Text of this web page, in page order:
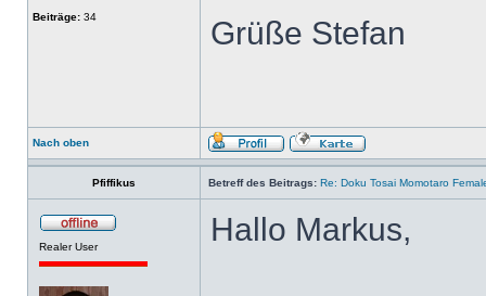
Beiträge: 34 Grüße Stefan
Nach oben
Pfiffikus Betreff des Beitrags: Re: Doku Tosai Momotaro
Realer User Hallo Markus,